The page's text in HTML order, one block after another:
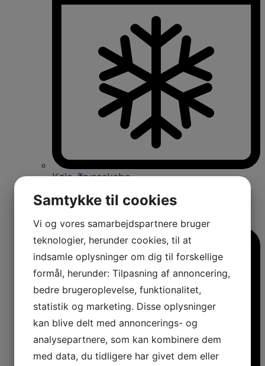
Køle-/fryseskabe
Integrerbare køle-/fryseskabe
Amerikanerkøleskabe
Samtykke til cookies
Vi og vores samarbejdspartnere bruger
teknologier, herunder cookies, til at
indsamle oplysninger om dig til forskellige
formål, herunder: Tilpasning af annoncering,
bedre brugeroplevelse, funktionalitet,
statistik og marketing. Disse oplysninger
kan blive delt med annoncerings- og
analysepartnere, som kan kombinere dem
med data, du tidligere har givet dem eller